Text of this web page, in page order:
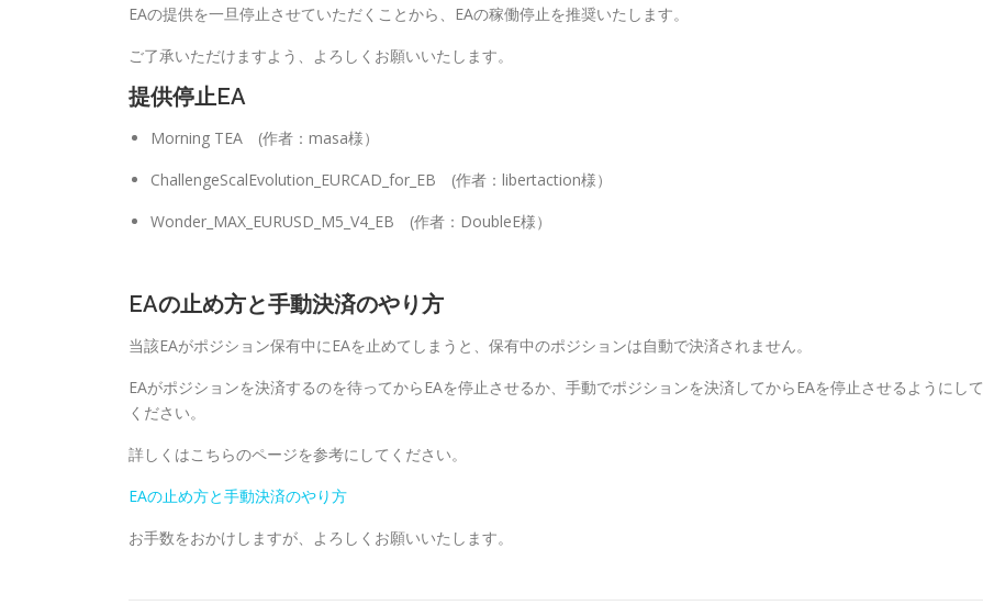
EAの提供を一旦停止させていただくことから、EAの稼働停止を推奨いたします。
ご了承いただけますよう、よろしくお願いいたします。
提供停止EA
Morning TEA (作者：masa様）
ChallengeScalEvolution_EURCAD_for_EB (作者：libertaction様）
Wonder_MAX_EURUSD_M5_V4_EB (作者：DoubleE様）
EAの止め方と手動決済のやり方
当該EAがポジション保有中にEAを止めてしまうと、保有中のポジションは自動で決済されません。
EAがポジションを決済するのを待ってからEAを停止させるか、手動でポジションを決済してからEAを停止させるようにして
ください。
詳しくはこちらのページを参考にしてください。
EAの止め方と手動決済のやり方
お手数をおかけしますが、よろしくお願いいたします。